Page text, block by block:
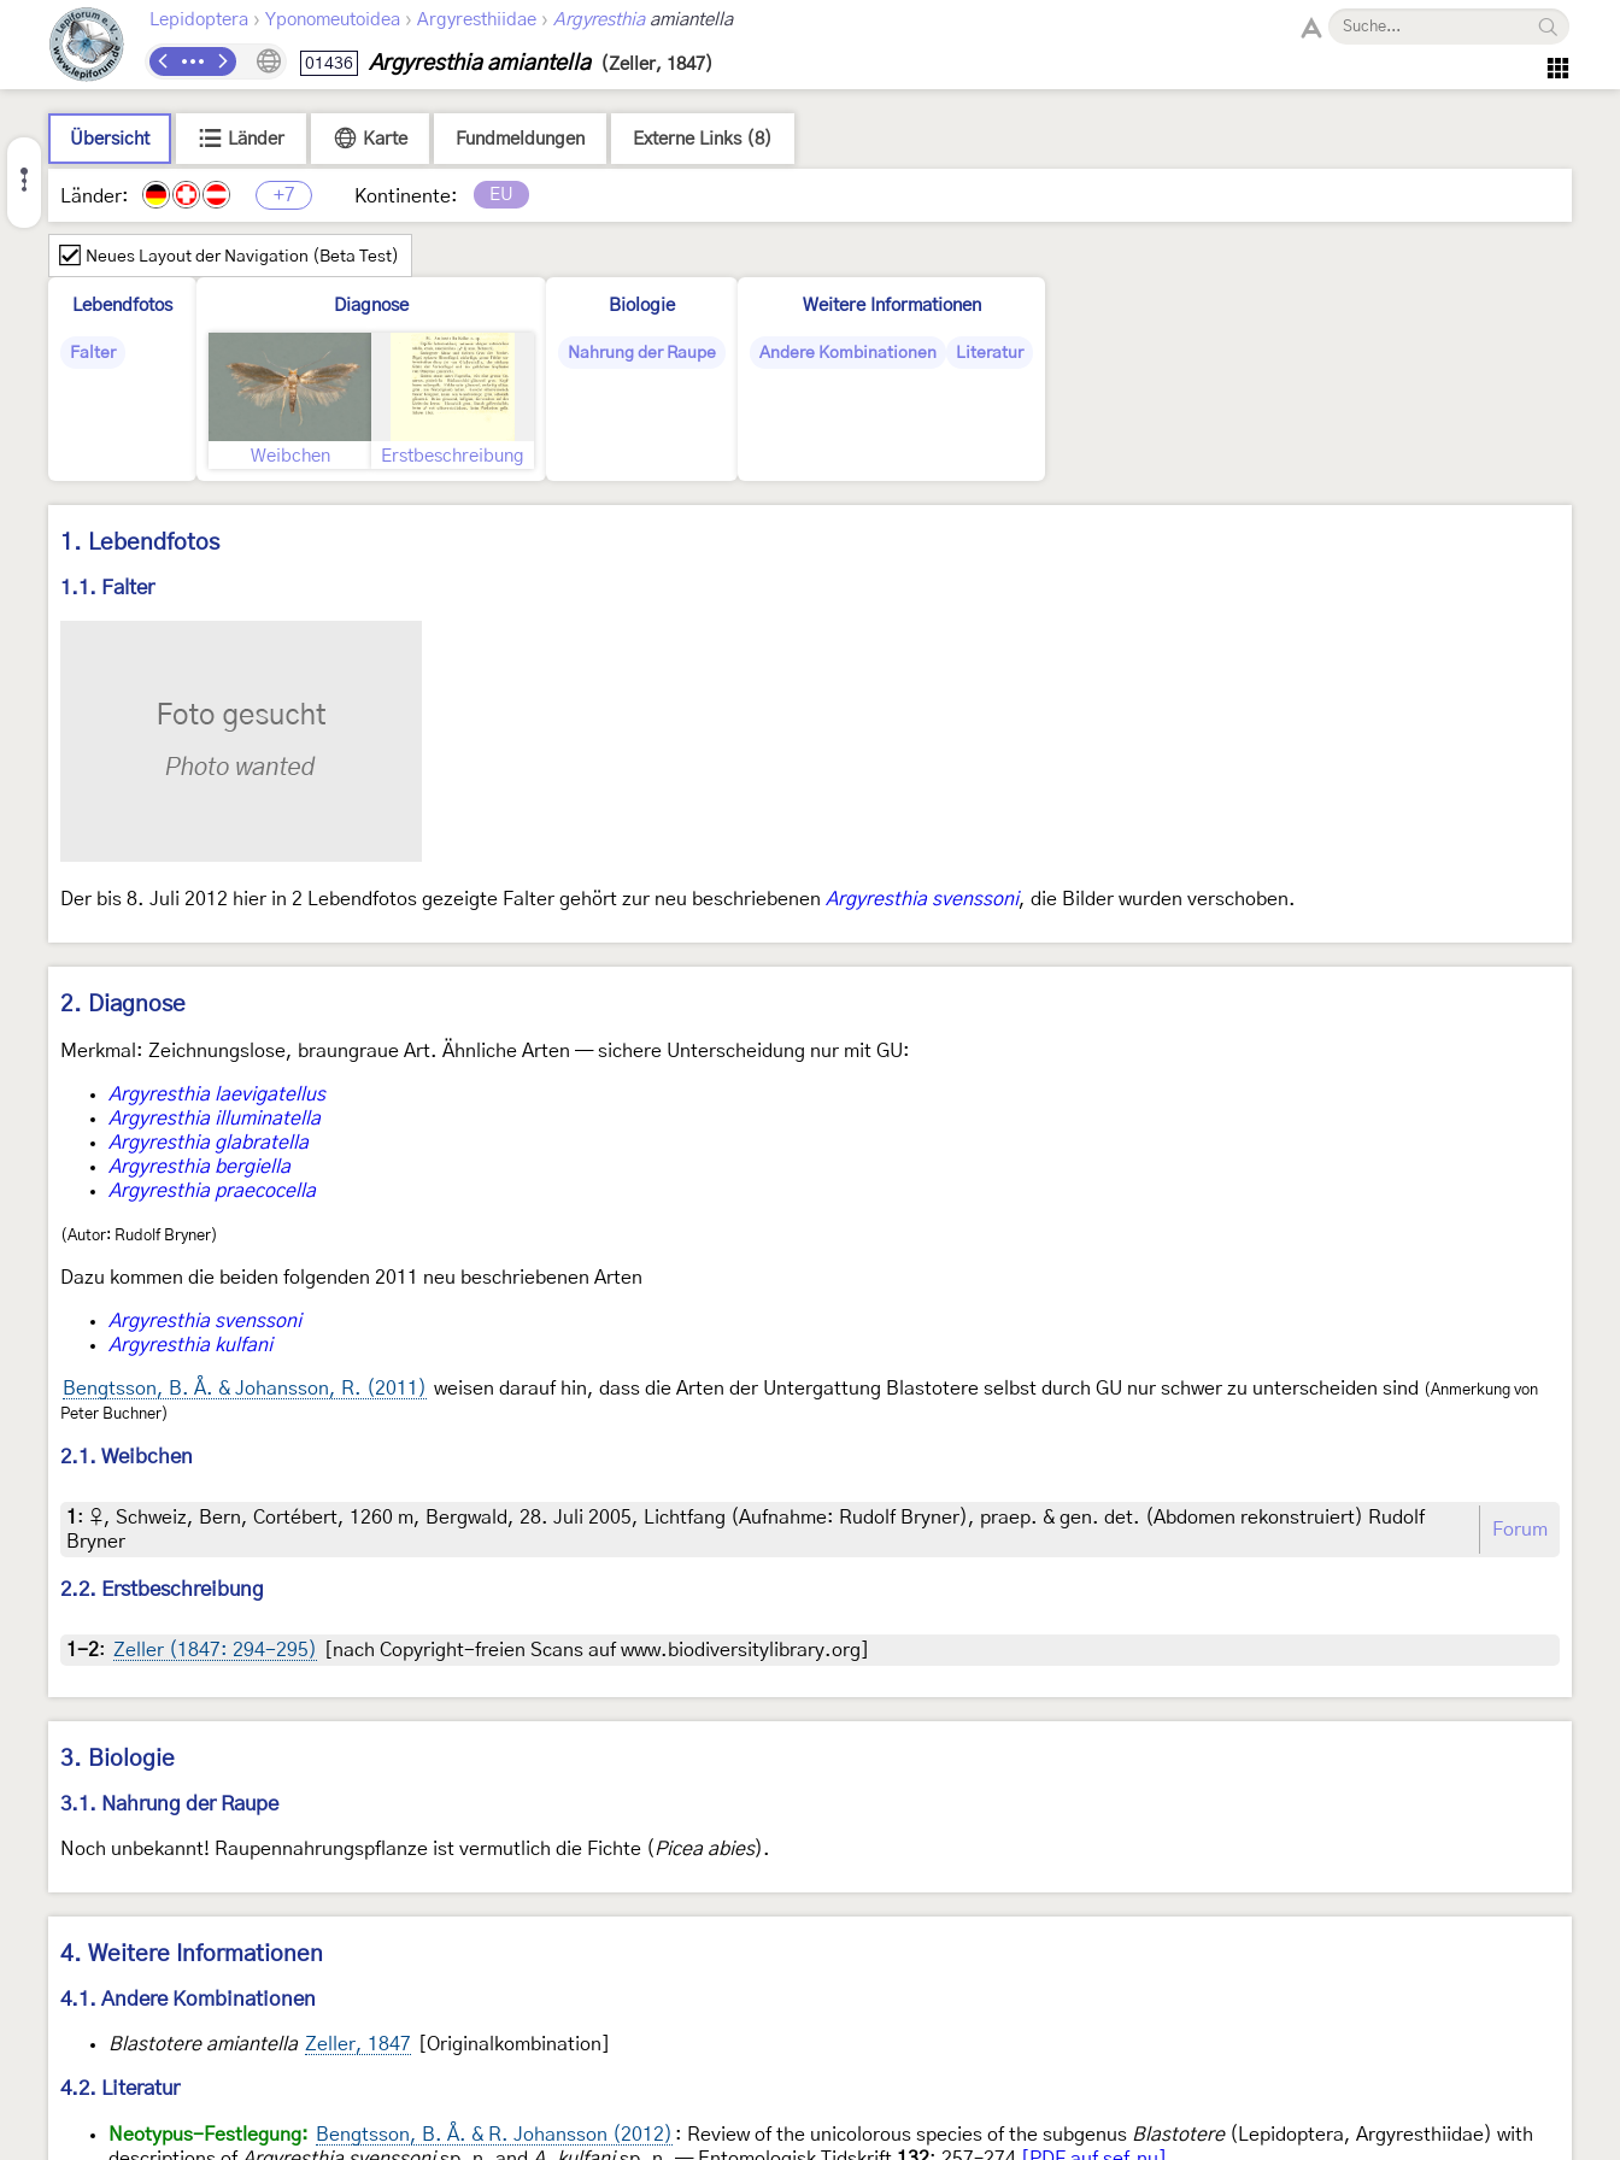
Lepidoptera › Yponomeutoidea › Argyresthiidae › Argyresthiaamiantella
01436 Argyresthia amiantella (Zeller, 1847)
Übersicht Länder Karte Fundmeldungen Externe Links (8)
Länder: +7 Kontinente: EU
Neues Layout der Navigation (Beta Test)
Lebendfotos
Falter
Diagnose
Weibchen Erstbeschreibung
Biologie
Nahrung der Raupe
Weitere Informationen
Andere Kombinationen Literatur
1. Lebendfotos
1.1. Falter
Der bis 8. Juli 2012 hier in 2 Lebendfotos gezeigte Falter gehört zur neu beschriebenen Argyresthia svenssoni, die Bilder wurden verschoben.
2. Diagnose
Merkmal: Zeichnungslose, braungraue Art. Ähnliche Arten — sichere Unterscheidung nur mit GU:
Argyresthia laevigatellus
Argyresthia illuminatella
Argyresthia glabratella
Argyresthia bergiella
Argyresthia praecocella
(Autor: Rudolf Bryner)
Dazu kommen die beiden folgenden 2011 neu beschriebenen Arten
Argyresthia svenssoni
Argyresthia kulfani
Bengtsson, B. Å. & Johansson, R. (2011) weisen darauf hin, dass die Arten der Untergattung Blastotere selbst durch GU nur schwer zu unterscheiden sind (Anmerkung von
Peter Buchner)
2.1. Weibchen
1 : ♀, Schweiz, Bern, Cortébert, 1260 m, Bergwald, 28. Juli 2005, Lichtfang (Aufnahme: Rudolf Bryner), praep. & gen. det. (Abdomen rekonstruiert) Rudolf
Bryner
Forum
2.2. Erstbeschreibung
1-2: Zeller (1847: 294-295) [nach Copyright-freien Scans auf www.biodiversitylibrary.org]
3. Biologie
3.1. Nahrung der Raupe
Noch unbekannt! Raupennahrungspflanze ist vermutlich die Fichte (Picea abies).
4. Weitere Informationen
4.1. Andere Kombinationen
Blastotere amiantella Zeller, 1847 [Originalkombination]
4.2. Literatur
Neotypus-Festlegung: Bengtsson, B. Å. & R. Johansson (2012) : Review of the unicolorous species of the subgenus Blastotere(Lepidoptera, Argyresthiidae) with